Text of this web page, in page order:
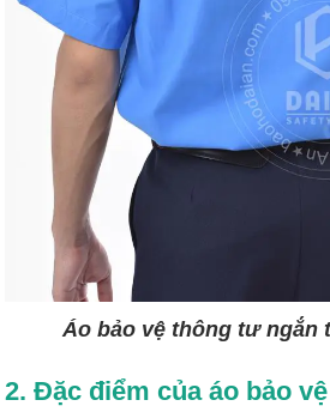
Áo bảo vệ thông tư ngắn
2. Đặc điểm của áo bảo